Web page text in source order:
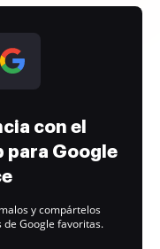
con el
para Google
y compártelos
Google favoritas.